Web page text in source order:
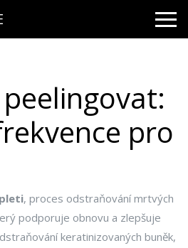
pro
, proces odstraňování mrtvých
podporuje obnovu a zlepšuje
keratinizovaných buněk,